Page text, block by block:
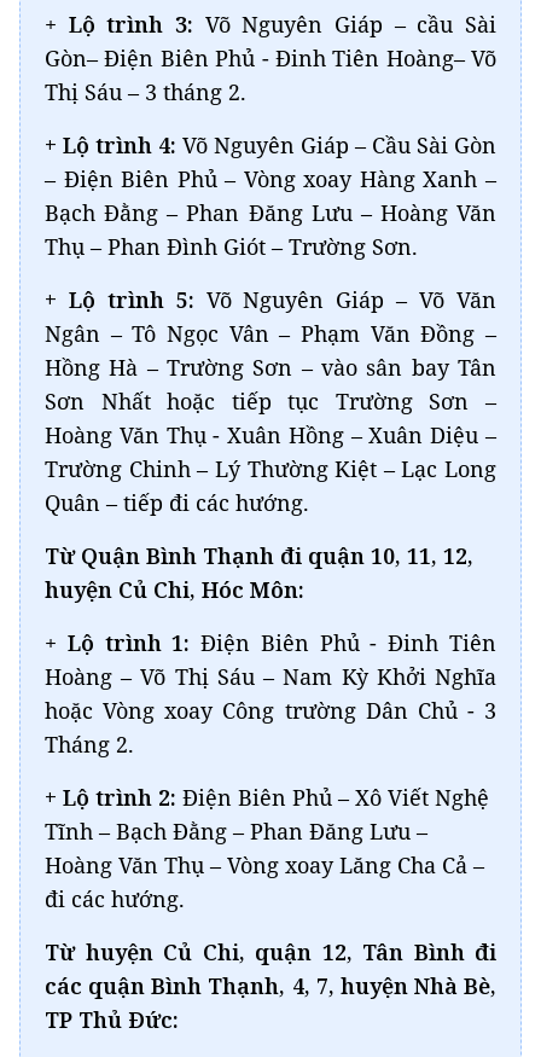
+ Lộ trình 3: Võ Nguyên Giáp – cầu Sài
Gòn– Điện Biên Phủ - Đinh Tiên Hoàng– Võ
Thị Sáu – 3 tháng 2.
+ Lộ trình 4: Võ Nguyên Giáp – Cầu Sài Gòn
– Điện Biên Phủ – Vòng xoay Hàng Xanh –
Bạch Đằng – Phan Đăng Lưu – Hoàng Văn
Thụ – Phan Đình Giót – Trường Sơn.
+ Lộ trình 5: Võ Nguyên Giáp – Võ Văn
Ngân – Tô Ngọc Vân – Phạm Văn Đồng –
Hồng Hà – Trường Sơn – vào sân bay Tân
Sơn Nhất hoặc tiếp tục Trường Sơn –
Hoàng Văn Thụ - Xuân Hồng – Xuân Diệu –
Trường Chinh – Lý Thường Kiệt – Lạc Long
Quân – tiếp đi các hướng.
Từ Quận Bình Thạnh đi quận 10, 11, 12,
huyện Củ Chi, Hóc Môn:
+ Lộ trình 1: Điện Biên Phủ - Đinh Tiên
Hoàng – Võ Thị Sáu – Nam Kỳ Khởi Nghĩa
hoặc Vòng xoay Công trường Dân Chủ - 3
Tháng 2.
+ Lộ trình 2: Điện Biên Phủ – Xô Viết Nghệ
Tĩnh – Bạch Đằng – Phan Đăng Lưu –
Hoàng Văn Thụ – Vòng xoay Lăng Cha Cả –
đi các hướng.
Từ huyện Củ Chi, quận 12, Tân Bình đi
các quận Bình Thạnh, 4, 7, huyện Nhà Bè,
TP Thủ Đức: